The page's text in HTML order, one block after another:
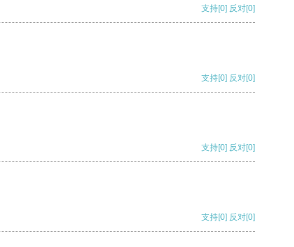
支持[0] 反对[0]
支持[0] 反对[0]
支持[0] 反对[0]
支持[0] 反对[0]